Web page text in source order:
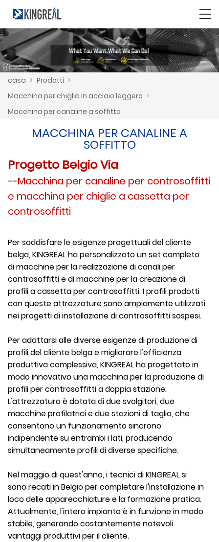
casa > Prodotti >
Macchina per chiglia in acciaio leggero >
Macchina per canaline a soffitto
MACCHINA PER CANALINE A
SOFFITTO
Progetto Belgio Via
--Macchina per canaline per controsoffitti
e macchina per chiglie a cassetta per
controsoffitti
Per soddisfare le esigenze progettuali del cliente
belga, KINGREAL ha personalizzato un set completo
di macchine per la realizzazione di canali per
controsoffitti e di macchine per la creazione di
profili a cassetta per controsoffitti. I profili prodotti
con queste attrezzature sono ampiamente utilizzati
nei progetti di installazione di controsoffitti sospesi.
Per adattarsi alle diverse esigenze di produzione di
profili del cliente belga e migliorare l'efficienza
produttiva complessiva, KINGREAL ha progettato in
modo innovativo una macchina per la produzione di
profili per controsoffitti a doppia stazione.
L'attrezzatura è dotata di due svolgitori, due
macchine profilatrici e due stazioni di taglio, che
consentono un funzionamento sincrono
indipendente su entrambi i lati, producendo
simultaneamente profili di diverse specifiche.
Nel maggio di quest'anno, i tecnici di KINGREAL si
sono recati in Belgio per completare l'installazione in
loco delle apparecchiature e la formazione pratica.
Attualmente, l'intero impianto è in funzione in modo
stabile, generando costantemente notevoli
vantaggi produttivi per il cliente.